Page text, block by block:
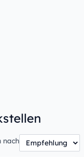
nach